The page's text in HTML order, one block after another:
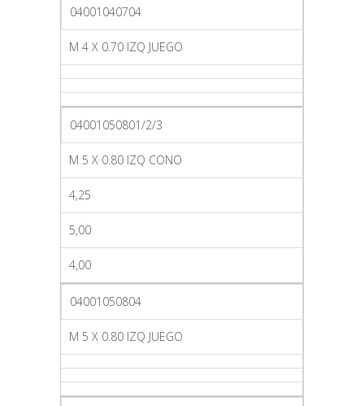
04001040704
M 4 X 0.70 IZQ JUEGO
04001050801/2/3
M 5 X 0.80 IZQ CONO
4,25
5,00
4,00
04001050804
M 5 X 0.80 IZQ JUEGO